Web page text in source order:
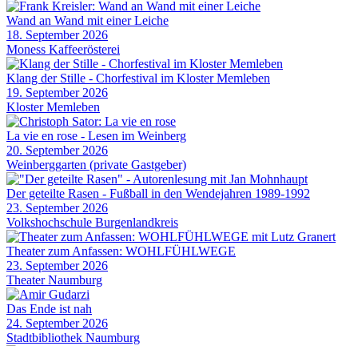
Wand an Wand mit einer Leiche
18. September 2026
Moness Kaffeerösterei
Klang der Stille - Chorfestival im Kloster Memleben
19. September 2026
Kloster Memleben
La vie en rose - Lesen im Weinberg
20. September 2026
Weinberggarten (private Gastgeber)
Der geteilte Rasen - Fußball in den Wendejahren 1989-1992
23. September 2026
Volkshochschule Burgenlandkreis
Theater zum Anfassen: WOHLFÜHLWEGE
23. September 2026
Theater Naumburg
Das Ende ist nah
24. September 2026
Stadtbibliothek Naumburg